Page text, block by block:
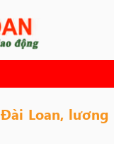
Loan, lương